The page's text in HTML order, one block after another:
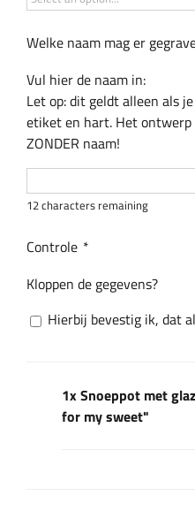
Welke naam mag er
Vul hier de naam in:
Let op: dit geldt alleen als
etiket en hart. Het
ZONDER naam!
12characters remaining
Controle *
Kloppen de gegevens?
Hierbij bevestig ik, dat
1x Snoeppot met
for my sweet"